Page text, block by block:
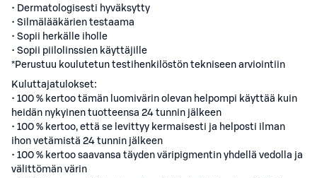
• Dermatologisesti hyväksytty
• Silmälääkärien testaama
• Sopii herkälle iholle
• Sopii piilolinssien käyttäjille
*Perustuu koulutetun testihenkilöstön tekniseen arviointiin
Kuluttajatulokset:
• 100 % kertoo tämän luomivärin olevan helpompi käyttää kuin
heidän nykyinen tuotteensa 24 tunnin jälkeen
• 100 % kertoo, että se levittyy kermaisesti ja helposti ilman
ihon vetämistä 24 tunnin jälkeen
• 100 % kertoo saavansa täyden väripigmentin yhdellä vedolla ja
välittömän värin